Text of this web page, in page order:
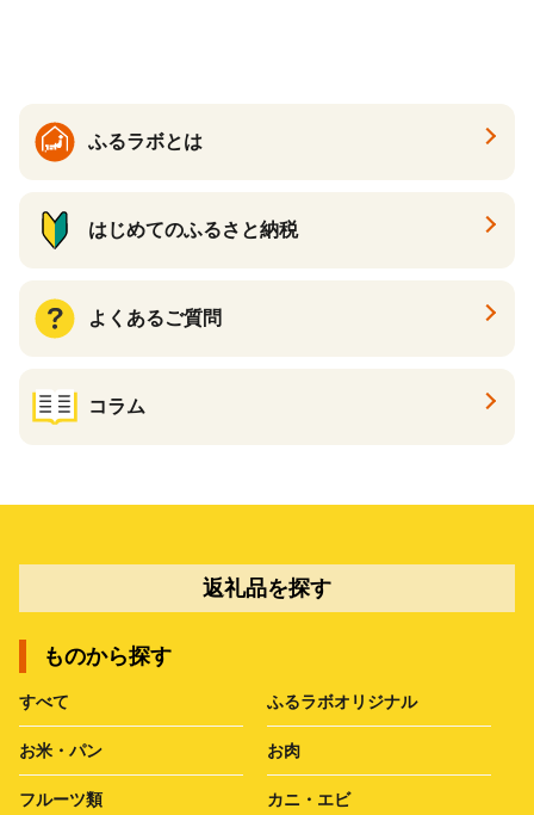
ふるラボとは
はじめてのふるさと納税
よくあるご質問
コラム
返礼品を探す
ものから探す
すべて ふるラボオリジナル
お米・パン お肉
フルーツ類 カニ・エビ